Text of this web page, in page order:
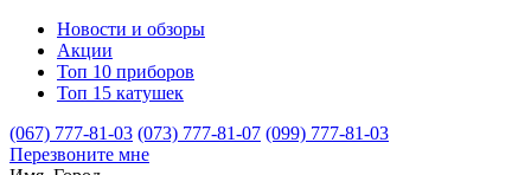
Новости и обзоры
Акции
Топ 10 приборов
Топ 15 катушек
(067) 777-81-03 (073) 777-81-07 (099) 777-81-03
Перезвоните мне